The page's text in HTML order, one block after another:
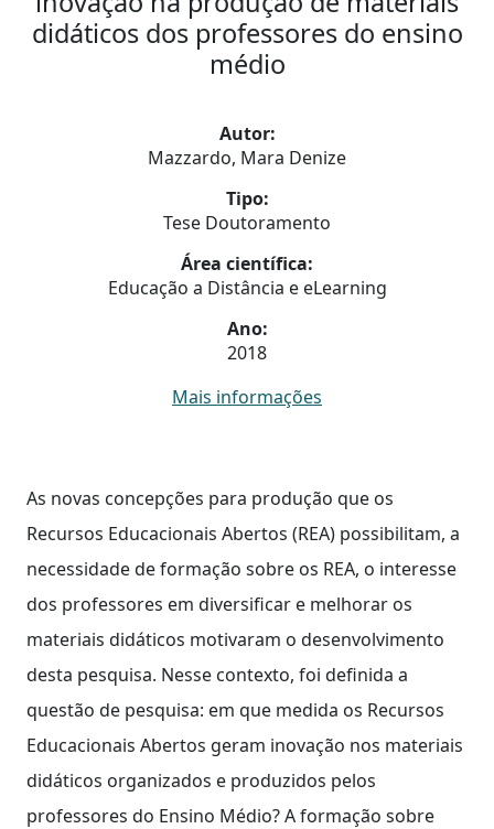
didáticos dos professores do ensino
médio
Autor:
Mazzardo, Mara Denize
Tipo:
Tese Doutoramento
Área científica:
Educação a Distância e eLearning
Ano:
2018
Mais informações
As novas concepções para produção que os
Recursos Educacionais Abertos (REA) possibilitam, a
necessidade de formação sobre os REA, o interesse
dos professores em diversificar e melhorar os
materiais didáticos motivaram o desenvolvimento
desta pesquisa. Nesse contexto, foi definida a
questão de pesquisa: em que medida os Recursos
Educacionais Abertos geram inovação nos materiais
didáticos organizados e produzidos pelos
professores do Ensino Médio? A formação sobre